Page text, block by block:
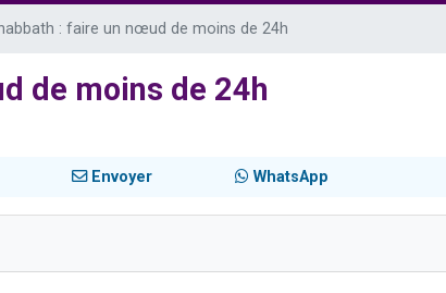
: faire un nœud de moins de 24h
de moins de 24h
Envoyer WhatsApp